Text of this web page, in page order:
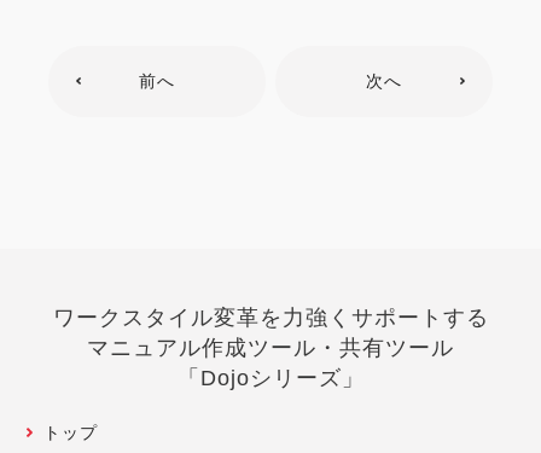
前へ 次へ
ワークスタイル変革を力強くサポートする
マニュアル作成ツール・共有ツール
「Dojoシリーズ」
トップ